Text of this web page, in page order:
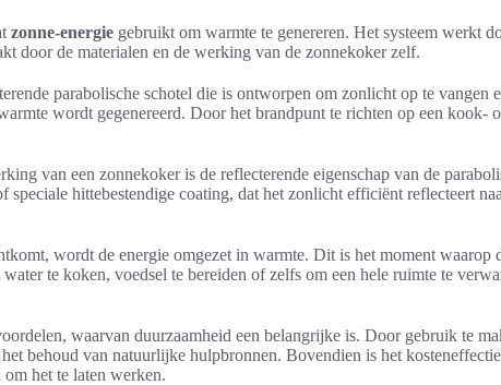
zonne-energie gebruikt om warmte te genereren. Het systeem werkt
door de materialen en de werking van de zonnekoker zelf.
parabolische schotel die is ontworpen om zonlicht op te vangen
wordt gegenereerd. Door het brandpunt te richten op een kook-
van een zonnekoker is de reflecterende eigenschap van de
hittebestendige coating, dat het zonlicht efficiënt reflecteert
wordt de energie omgezet in warmte. Dit is het moment
te koken, voedsel te bereiden of zelfs om een hele ruimte te
waarvan duurzaamheid een belangrijke is. Door gebruik te
behoud van natuurlijke hulpbronnen. Bovendien is het
het te laten werken.